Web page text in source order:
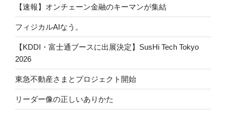
【速報】オンチェーン金融のキーマンが集結
フィジカルAIなう。
【KDDI・富士通ブースに出展決定】SusHi Tech Tokyo
2026
東急不動産さまとプロジェクト開始
リーダー像の正しいありかた